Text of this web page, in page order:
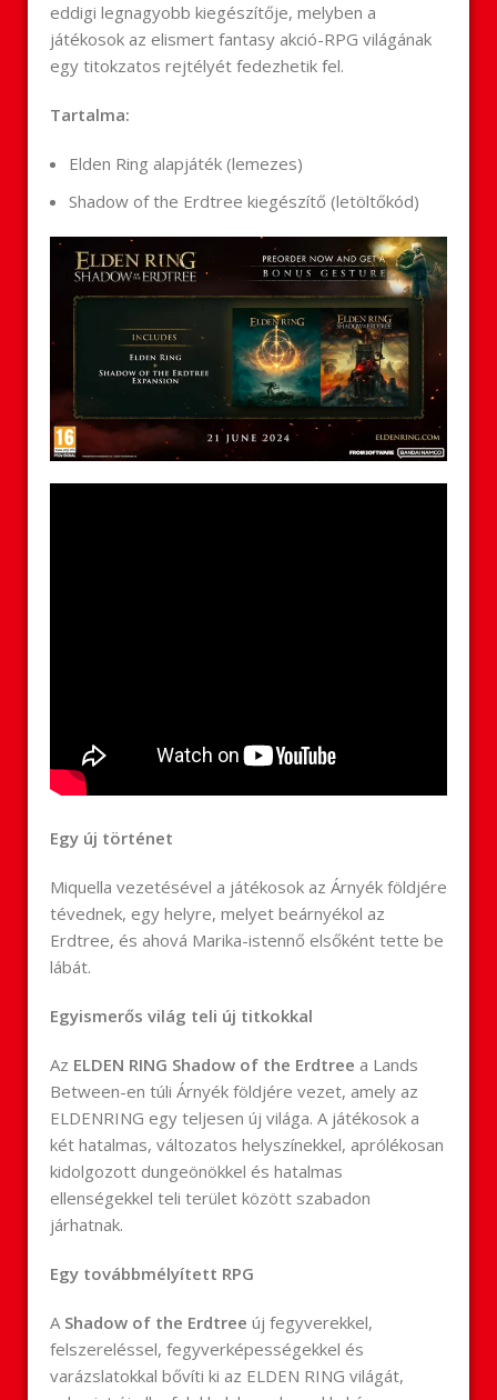
eddigi legnagyobb kiegészítője, melyben a
játékosok az elismert fantasy akció-RPG világának
egy titokzatos rejtélyét fedezhetik fel.
Tartalma:
Elden Ring alapjáték (lemezes)
Shadow of the Erdtree kiegészítő (letöltőkód)
Egy új történet
Miquella vezetésével a játékosok az Árnyék földjére
tévednek, egy helyre, melyet beárnyékol az
Erdtree, és ahová Marika-istennő elsőként tette be
lábát.
Egyismerős világ teli új titkokkal
Az ELDEN RING Shadow of the Erdtree a Lands
Between-en túli Árnyék földjére vezet, amely az
ELDENRING egy teljesen új világa. A játékosok a
két hatalmas, változatos helyszínekkel, aprólékosan
kidolgozott dungeönökkel és hatalmas
ellenségekkel teli terület között szabadon
járhatnak.
Egy továbbmélyített RPG
A Shadow of the Erdtree új fegyverekkel,
felszereléssel, fegyverképességekkel és
varázslatokkal bővíti ki az ELDEN RING világát,